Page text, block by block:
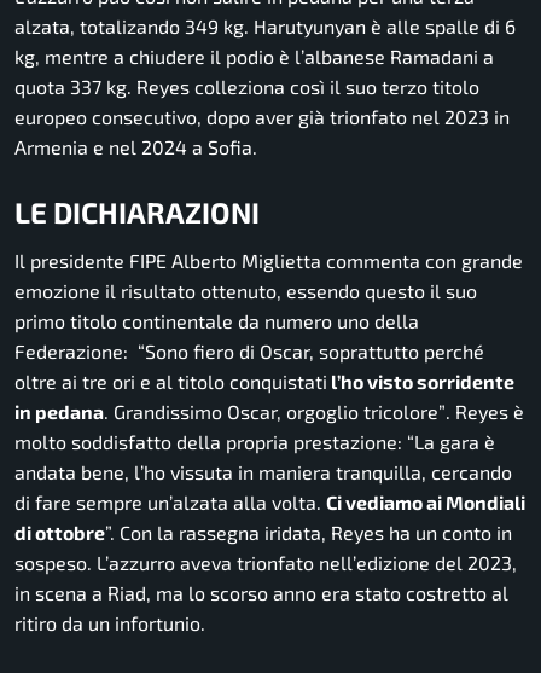
alzata, totalizando 349 kg. Harutyunyan è alle spalle di 6
kg, mentre a chiudere il podio è l’albanese Ramadani a
quota 337 kg. Reyes colleziona così il suo terzo titolo
europeo consecutivo, dopo aver già trionfato nel 2023 in
Armenia e nel 2024 a Sofia.
LE DICHIARAZIONI
Il presidente FIPE Alberto Miglietta commenta con grande
emozione il risultato ottenuto, essendo questo il suo
primo titolo continentale da numero uno della
Federazione: “Sono fiero di Oscar, soprattutto perché
oltre ai tre ori e al titolo conquistati l’ho visto sorridente
in pedana . Grandissimo Oscar, orgoglio tricolore” . Reyes è
molto soddisfatto della propria prestazione: “La gara è
andata bene, l’ho vissuta in maniera tranquilla, cercando
di fare sempre un’alzata alla volta. Ci vediamo ai Mondiali
di ottobre”. Con la rassegna iridata, Reyes ha un conto in
sospeso. L’azzurro aveva trionfato nell’edizione del 2023,
in scena a Riad, ma lo scorso anno era stato costretto al
ritiro da un infortunio.